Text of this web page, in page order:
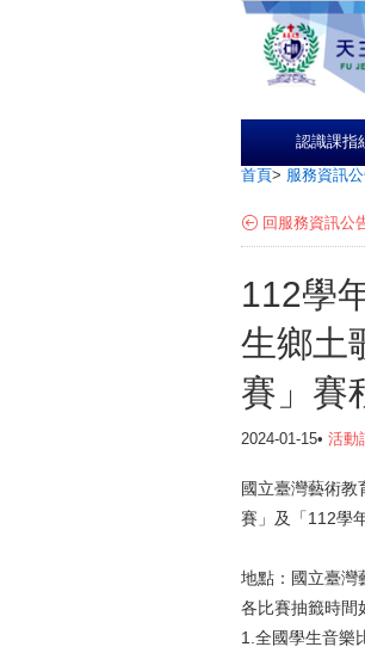
認識課指
首頁> 服務資訊
回服務資訊公
112學
生鄉土
賽」賽
2024-01-15• 活動
國立臺灣藝術
賽」及「112學
地點：國立臺灣
各比賽抽籤時間
1.全國學生音樂